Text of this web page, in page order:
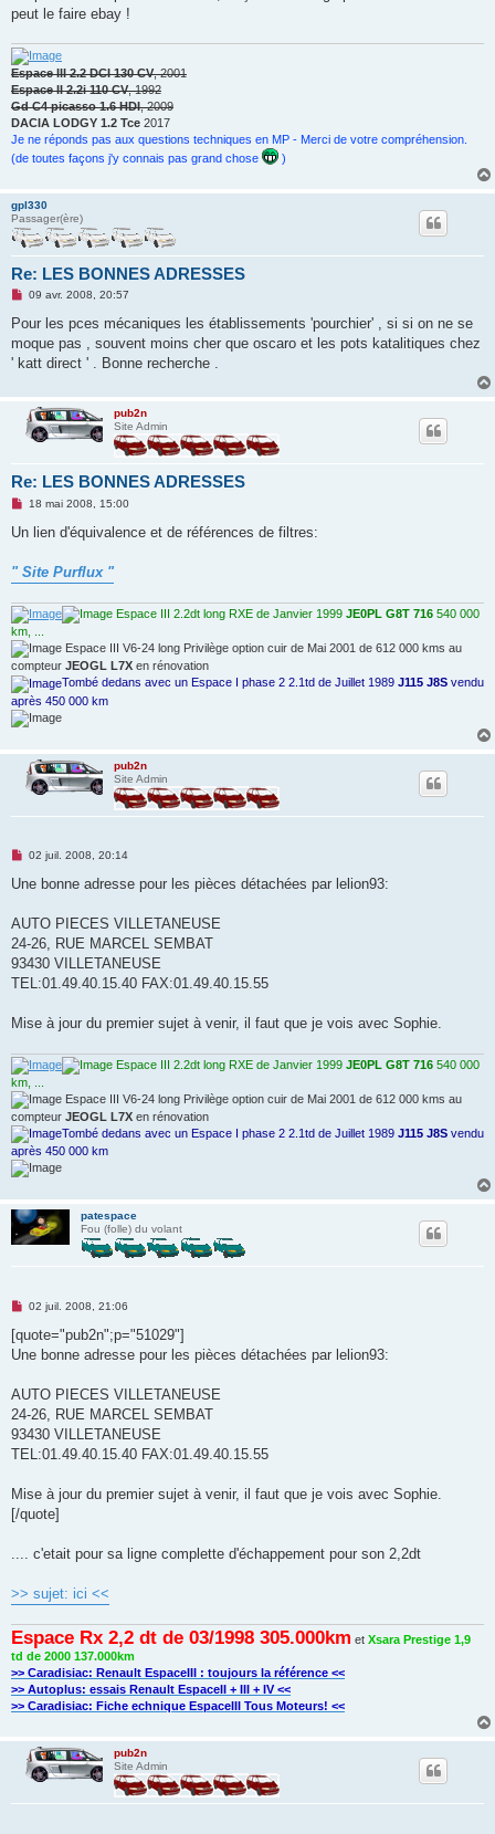
l
peut le faire ebay !
Espace III 2.2 DCI 130 CV, 2001
Espace II 2.2i 110 CV, 1992
Gd C4 picasso 1.6 HDI, 2009
DACIA LODGY 1.2 Tce 2017
Je ne réponds pas aux questions techniques en MP - Merci de votre compréhension.
(de toutes façons j'y connais pas grand chose
)
gpl330
Passager(ère)
Re: LES BONNES ADRESSES
M
s
a
g
o
n
u
09 avr. 2008, 20:57
Pour les pces mécaniques les établissements 'pourchier' , si si on ne se
moque pas , souvent moins cher que oscaro et les pots katalitiques chez
' katt direct ' . Bonne recherche .
pub2n
Site Admin
Re: LES BONNES ADRESSES
M
s
g
e
o
n
l
u
18 mai 2008, 15:00
Un lien d'équivalence et de références de filtres:
" Site Purflux "
Espace III 2.2dt long RXE de Janvier 1999 JE0PL G8T 716 540 000
km, ...
Espace III V6-24 long Privilège option cuir de Mai 2001 de 612 000 kms au
compteur JEOGL L7X en rénovation
Tombé dedans avec un Espace I phase 2 2.1td de Juillet 1989 J115 J8S vendu
après 450 000 km
pub2n
Site Admin
M
s
g
n
o
l
02 juil. 2008, 20:14
Une bonne adresse pour les pièces détachées par lelion93:
AUTO PIECES VILLETANEUSE
24-26, RUE MARCEL SEMBAT
93430 VILLETANEUSE
TEL:01.49.40.15.40 FAX:01.49.40.15.55
Mise à jour du premier sujet à venir, il faut que je vois avec Sophie.
Espace III 2.2dt long RXE de Janvier 1999 JE0PL G8T 716 540 000
km, ...
Espace III V6-24 long Privilège option cuir de Mai 2001 de 612 000 kms au
compteur JEOGL L7X en rénovation
Tombé dedans avec un Espace I phase 2 2.1td de Juillet 1989 J115 J8S vendu
après 450 000 km
patespace
Fou (folle) du volant
M
s
a
n
o
l
u
02 juil. 2008, 21:06
[quote="pub2n";p="51029"]
Une bonne adresse pour les pièces détachées par lelion93:
AUTO PIECES VILLETANEUSE
24-26, RUE MARCEL SEMBAT
93430 VILLETANEUSE
TEL:01.49.40.15.40 FAX:01.49.40.15.55
Mise à jour du premier sujet à venir, il faut que je vois avec Sophie.
[/quote]
.... c'etait pour sa ligne complette d'échappement pour son 2,2dt
>> sujet: ici <<
Espace Rx 2,2 dt de 03/1998 305.000km et Xsara Prestige 1,9
td de 2000 137.000km
>> Caradisiac: Renault EspaceIII : toujours la référence <<
>> Autoplus: essais Renault EspaceII + III + IV <<
>> Caradisiac: Fiche echnique EspaceIII Tous Moteurs! <<
pub2n
Site Admin